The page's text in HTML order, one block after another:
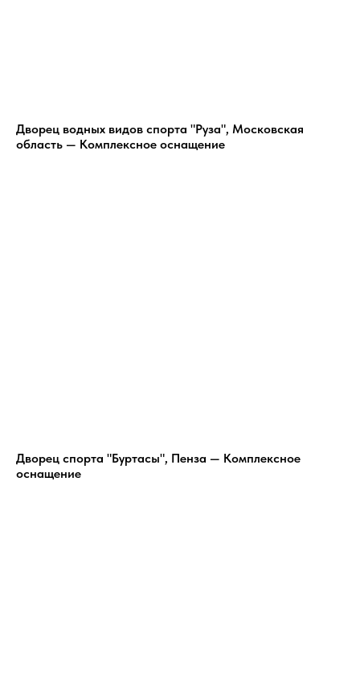
Дворец водных видов спорта "Руза", Московская
область — Комплексное оснащение
Дворец спорта "Буртасы", Пенза — Комплексное
оснащение